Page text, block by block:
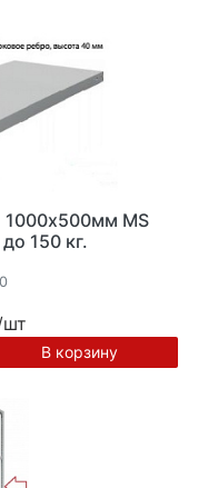
MS
150 кг.
В корзину